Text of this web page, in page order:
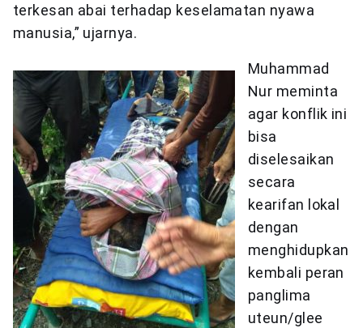
terkesan abai terhadap keselamatan nyawa
manusia,” ujarnya.
Muhammad
Nur meminta
agar konflik ini
bisa
diselesaikan
secara
kearifan lokal
dengan
menghidupkan
kembali peran
panglima
uteun/glee